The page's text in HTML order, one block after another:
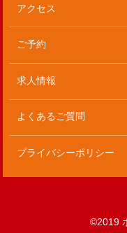
アクセス
ご予約
求人情報
よくあるご質問
プライバシーポリシー
©2019